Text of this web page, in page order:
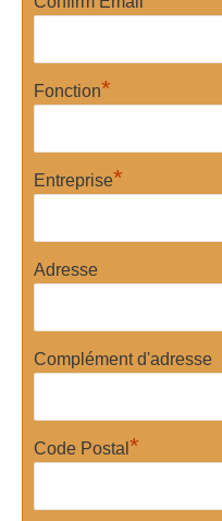
Fonction*
Entreprise*
Adresse
Complément d'adresse
Code Postal *